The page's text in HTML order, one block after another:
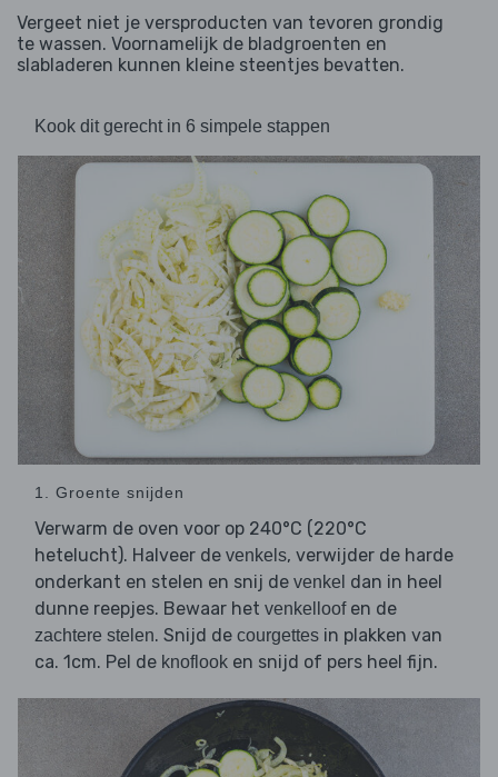
Vergeet niet je versproducten van tevoren grondig
te wassen. Voornamelijk de bladgroenten en
slabladeren kunnen kleine steentjes bevatten.
Kook dit gerecht in 6 simpele stappen
1. Groente snijden
Verwarm de oven voor op 240°C (220°C
hetelucht). Halveer de venkels, verwijder de harde
onderkant en stelen en snij de venkel dan in heel
dunne reepjes. Bewaar het venkelloofen de
zachtere stelen. Snijd de courgettes in plakken van
ca. 1cm. Pel de knoflook en snijd of pers heel fijn.